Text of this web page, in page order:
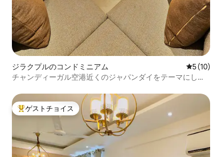
ジラクプルのコンドミニアム レビュー
5 (10)
チャンディーガル空港近くのジャパンダイをテーマにした
大好評のゲストチョイスです。
ゲストチョイス